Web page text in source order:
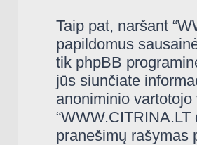
Taip pat, naršant
papildomus
tik phpBB
jūs siunčiate
anoniminio vartotojo
pranešimų rašymas